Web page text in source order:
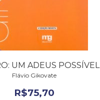
UM ADEUS POSSÍVEL
Flávio Gikovate
R$75,70